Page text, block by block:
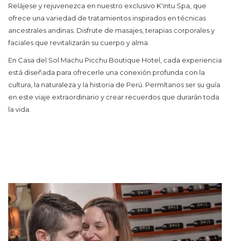
Relájese y rejuvenezca en nuestro exclusivo K'intu Spa, que
ofrece una variedad de tratamientos inspirados en técnicas
ancestrales andinas. Disfrute de masajes, terapias corporales y
faciales que revitalizarán su cuerpo y alma.
En Casa del Sol Machu Picchu Boutique Hotel, cada experiencia
está diseñada para ofrecerle una conexión profunda con la
cultura, la naturaleza y la historia de Perú. Permítanos ser su guía
en este viaje extraordinario y crear recuerdos que durarán toda
la vida.